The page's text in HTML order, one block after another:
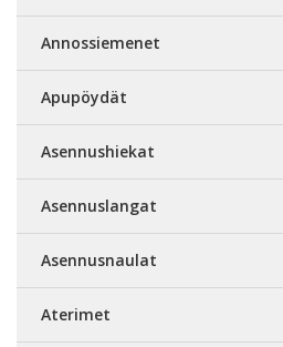
Annossiemenet
Apupöydät
Asennushiekat
Asennuslangat
Asennusnaulat
Aterimet